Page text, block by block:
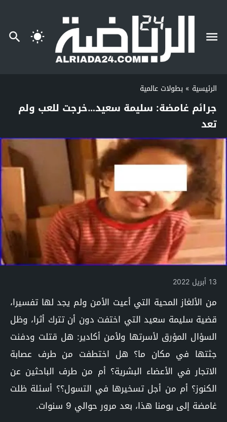
الرئيسية » بطولات عالمية
جرائم غامضة: سليمة سعيد…خرجت للعب ولم
تعد
13 أبريل 2022
من الألغاز المحية التي أعيت الأمن ولم يجد لها تفسيرا،
قضية سليمة سعيد التي اختفت دون أن تترك أثرا، وظل
السؤال المؤرق لأسرتها ولأمن أكادير: هل قتلت ودفنت
جثتها في مكان ما؟ هل اختطفت من طرف عصابة
الاتجار في الأعضاء البشرية؟ أم من طرف الباحثين عن
الكنوز؟ أم من أجل تسخيرها في التسول؟؟ أسئلة ظلت
غامضة إلى يومنا هذا، بعد مرور حوالي 9 سنوات.